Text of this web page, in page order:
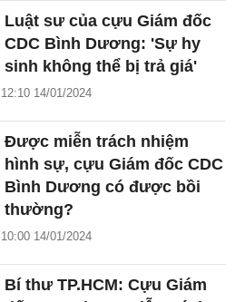
Luật sư của cựu Giám đốc
CDC Bình Dương: 'Sự hy
sinh không thể bị trả giá'
12:10 14/01/2024
Được miễn trách nhiệm
hình sự, cựu Giám đốc CDC
Bình Dương có được bồi
thường?
10:00 14/01/2024
Bí thư TP.HCM: Cựu Giám